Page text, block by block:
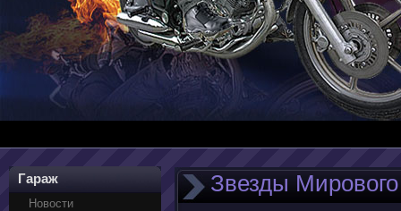
Гараж
Новости
Звезды